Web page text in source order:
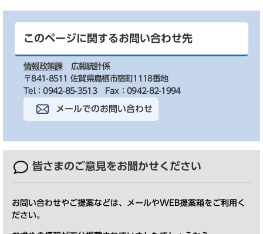
このページに関するお問い合わせ先
情報政策課
広報統計係
〒841-8511 佐賀県鳥栖市宿町1118番地
Tel：0942-85-3513
Fax：0942-82-1994
メールでのお問い合わせ
皆さまのご意見をお聞かせください
お問い合わせやご提案などは、メールやWEB提案箱をご利用く
ださい。